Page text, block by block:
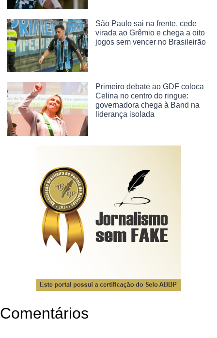
São Paulo sai na frente, cede
virada ao Grêmio e chega a oito
jogos sem vencer no Brasileirão
Primeiro debate ao GDF coloca
Celina no centro do ringue:
governadora chega à Band na
liderança isolada
Comentários